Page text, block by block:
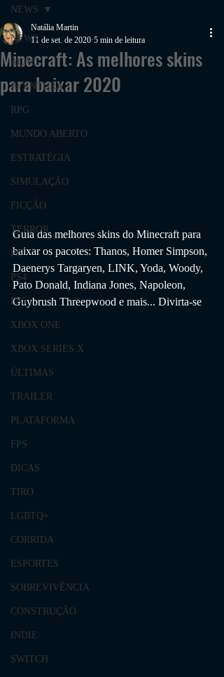
NEWS
AÇÃO
AVENTURA
RPG
MUNDO ABERTO
ESTRATÉGIA
SIMULAÇÃO
FICÇÃO
TERROR
PC
PS4
PS5
XBOX ONE
XBOX SERIES X
ÚLTIMAS
TRAILER
PLATAFORMA
FPS
DICAS
TIRO
LGBTQ+
CORRIDA
ESPORTES
SOBREVIVÊNCIA
CONSTRUÇÃO
INDIE
SWITCH
NEWS
Minecraft: As melhores skins
para baixar 2020
Natália Martin
11 de set. de 2020 5 min de leitura
Guia das melhores skins do Minecraft para
baixar os pacotes: Thanos, Homer Simpson,
Daenerys Targaryen, LINK, Yoda, Woody,
Pato Donald, Indiana Jones, Napoleon,
Guybrush Threepwood e mais... Divirta-se